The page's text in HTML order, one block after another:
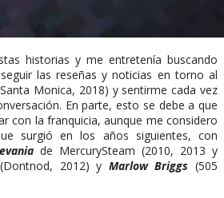
historias y me entretenía buscando
las reseñas y noticias en torno al
Santa Monica, 2018) y sentirme cada vez
En parte, esto se debe a que
con la franquicia, aunque me considero
surgió en los años siguientes, con
de MercurySteam (2010, 2013 y
(Dontnod, 2012) y Marlow Briggs (505